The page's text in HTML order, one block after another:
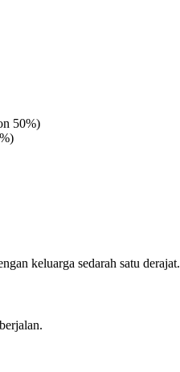
50%)
keluarga sedarah satu derajat.